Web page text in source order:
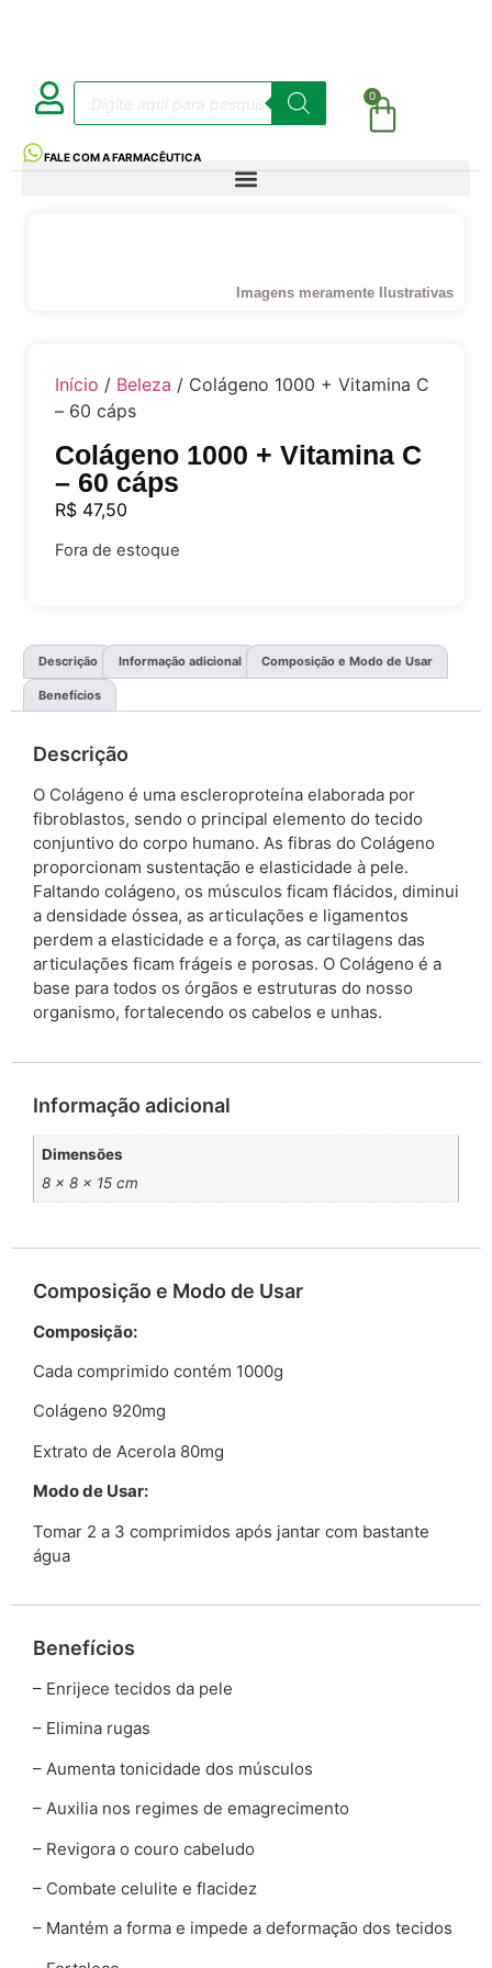
0
FALE COM A FARMACÊUTICA
Imagens meramente Ilustrativas
Início / Beleza / Colágeno 1000 + Vitamina C
– 60 cáps
Colágeno 1000 + Vitamina C
– 60 cáps
R$ 47,50
Fora de estoque
Descrição Informação adicional Composição e Modo de Usar
Benefícios
Descrição
O Colágeno é uma escleroproteína elaborada por
fibroblastos, sendo o principal elemento do tecido
conjuntivo do corpo humano. As fibras do Colágeno
proporcionam sustentação e elasticidade à pele.
Faltando colágeno, os músculos ficam flácidos, diminui
a densidade óssea, as articulações e ligamentos
perdem a elasticidade e a força, as cartilagens das
articulações ficam frágeis e porosas. O Colágeno é a
base para todos os órgãos e estruturas do nosso
organismo, fortalecendo os cabelos e unhas.
Informação adicional
Dimensões
8 × 8 × 15 cm
Composição e Modo de Usar
Composição:
Cada comprimido contém 1000g
Colágeno 920mg
Extrato de Acerola 80mg
Modo de Usar:
Tomar 2 a 3 comprimidos após jantar com bastante
água
Benefícios
– Enrijece tecidos da pele
– Elimina rugas
– Aumenta tonicidade dos músculos
– Auxilia nos regimes de emagrecimento
– Revigora o couro cabeludo
– Combate celulite e flacidez
– Mantém a forma e impede a deformação dos tecidos